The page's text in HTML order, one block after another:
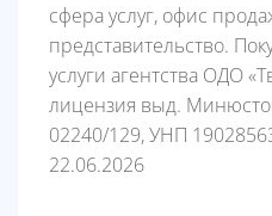
сфера услуг, офис
представительство.
услуги агентства ОДО
лицензия выд.
02240/129, УНП
22.06.2026